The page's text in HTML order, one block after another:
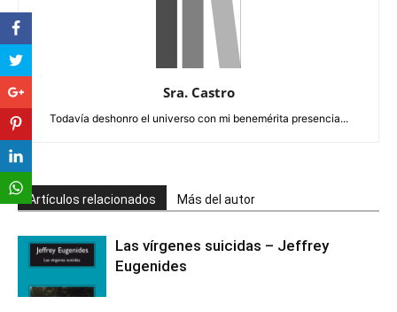
Sra. Castro
Todavía deshonro el universo con mi benemérita presencia...
Artículos relacionados Más del autor
Las vírgenes suicidas – Jeffrey
Eugenides